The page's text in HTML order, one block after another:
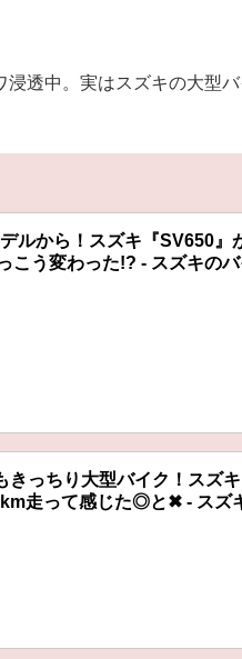
透中。実はスズキの大型
ルから！スズキ『SV650』
こう変わった!? - スズキのバ
きっちり大型バイク！スズ
走って感じた◎と✖ - スズ